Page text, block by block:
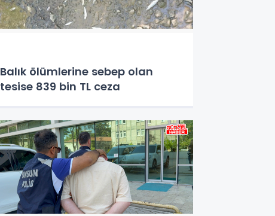
Balık ölümlerine sebep olan
tesise 839 bin TL ceza